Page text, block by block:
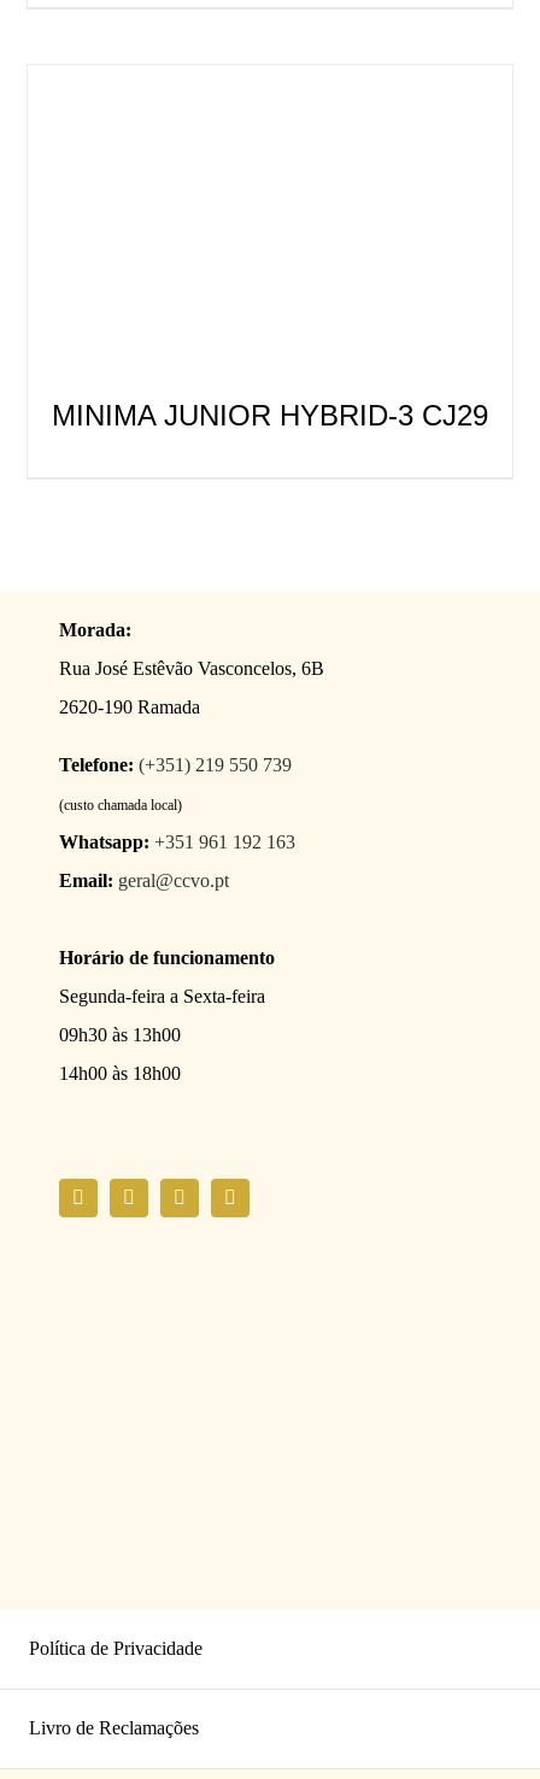
MINIMA JUNIOR HYBRID-3 CJ29
Política de Privacidade
Livro de Reclamações
Morada:
Rua José Estêvão Vasconcelos, 6B
2620-190 Ramada
Telefone: (+351) 219 550 739
(custo chamada local)
Whatsapp: +351 961 192 163
Email: geral@ccvo.pt
Horário de funcionamento
Segunda-feira a Sexta-feira
09h30 às 13h00
14h00 às 18h00